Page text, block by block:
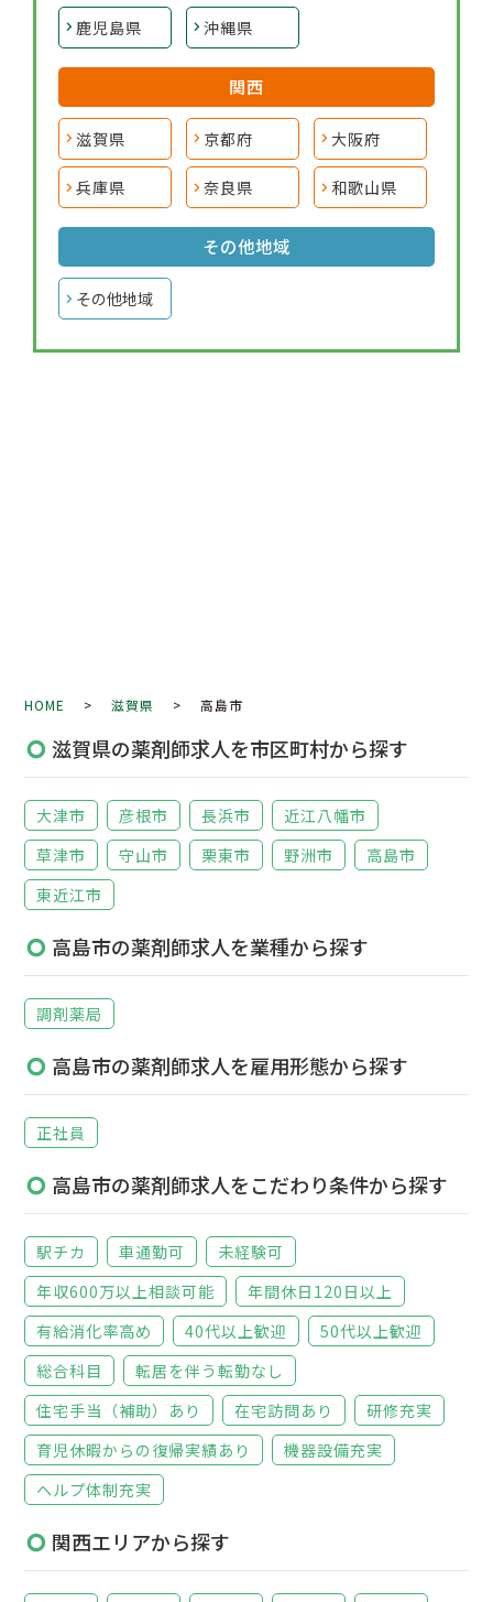
鹿児島県 沖縄県
関西
滋賀県 京都府 大阪府
兵庫県 奈良県 和歌山県
その他地域
その他地域
HOME >滋賀県 > 高島市
滋賀県の薬剤師求人を市区町村から探す
大津市 彦根市 長浜市
近江八幡市
草津市
守山市 栗東市 野洲市
高島市
東近江市
高島市の薬剤師求人を業種から探す
調剤薬局
高島市の薬剤師求人を雇用形態から探す
正社員
高島市の薬剤師求人をこだわり条件から探す
駅チカ 車通勤可
未経験可
年収600万以上相談可能
年間休日120日以上
有給消化率高め
40代以上歓迎
50代以上歓迎
総合科目
転居を伴う転勤なし
住宅手当（補助）あり
在宅訪問あり
研修充実
育児休暇からの復帰実績あり
機器設備充実
ヘルプ体制充実
関西エリアから探す